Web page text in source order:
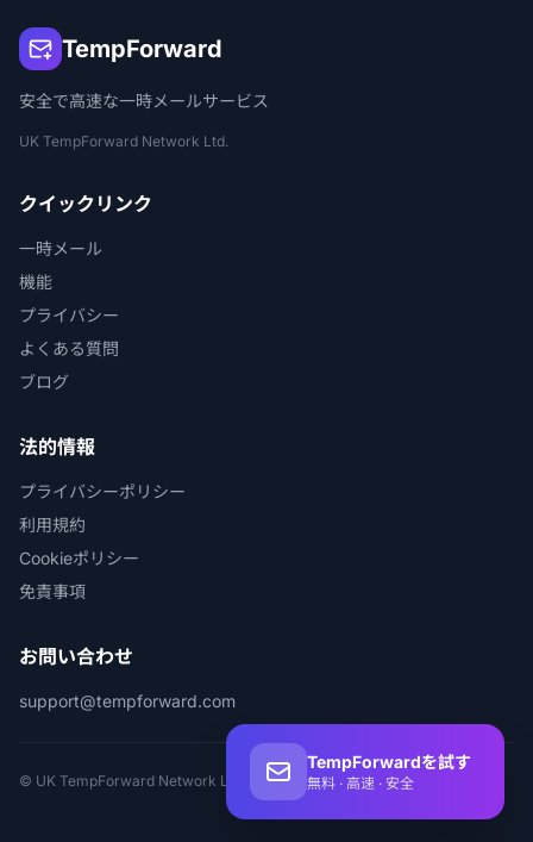
TempForwardを試す
無料 · 高速 · 安全
TempForward
安全で高速な一時メールサービス
UK TempForward Network Ltd.
クイックリンク
一時メール
機能
プライバシー
よくある質問
ブログ
法的情報
プライバシーポリシー
利用規約
Cookieポリシー
免責事項
お問い合わせ
support@tempforward.com
© UK TempForward Network Ltd.